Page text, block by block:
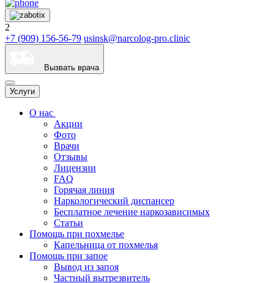
2
+7 (909) 156-56-79 usinsk@narcolog-pro.clinic
Вызвать врача
Услуги
О нас
Акции
Фото
Врачи
Отзывы
Лицензии
FAQ
Горячая линия
Наркологический диспансер
Бесплатное лечение наркозависимых
Статьи
Помощь при похмелье
Капельница от похмелья
Помощь при запое
Вывод из запоя
Частный вытрезвитель